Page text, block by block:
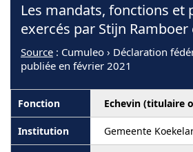
Les mandats, fonctions et
exercés par Stijn Ramboer
Source : Cumuleo › Déclaration
publiée en février 2021
Echevin (titulaire
Gemeente